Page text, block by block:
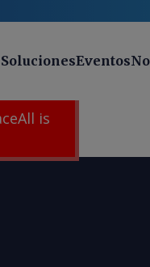
SolucionesEventos
is